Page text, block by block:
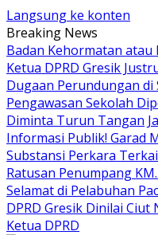
Langsung ke konten
Breaking News
Badan Kehormatan atau
Ketua DPRD Gresik
Dugaan Perundungan di
Pengawasan Sekolah
Diminta Turun Tangan
Informasi Publik! Garad
Substansi Perkara
Ratusan Penumpang
Selamat di Pelabuhan
DPRD Gresik Dinilai Ciut
Ketua DPRD